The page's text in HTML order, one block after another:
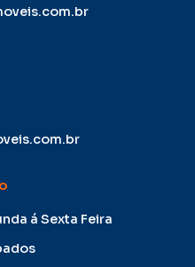
á Sexta Feira